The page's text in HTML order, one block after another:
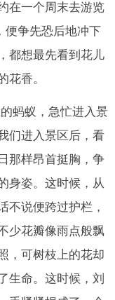
在一个周末去游览
便争先恐后地冲下
都想最先看到花儿
花香。
蚂蚁，急忙进入景
们进入景区后，看
那样昂首挺胸，争
身姿。这时候，从
不说便跨过护栏，
少花瓣像雨点般飘
，可树枝上的花却
生命。这时候，刘